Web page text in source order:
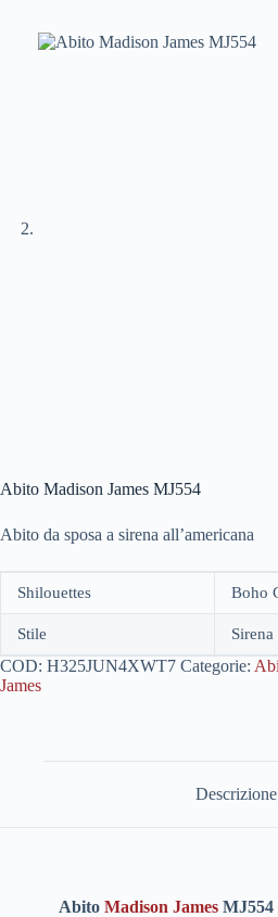
Abito Madison James MJ554
Abito da sposa a sirena all’americana
Shilouettes Boho
Stile Sirena
COD: H325JUN4XWT7 Categorie:
James
Descrizione
Abito Madison JamesMJ554